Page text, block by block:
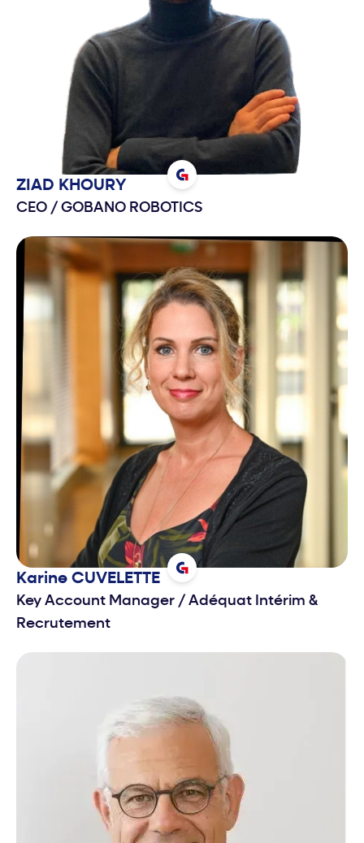
ZIAD KHOURY
CEO / GOBANO ROBOTICS
Karine CUVELETTE
Key Account Manager / Adéquat Intérim &
Recrutement